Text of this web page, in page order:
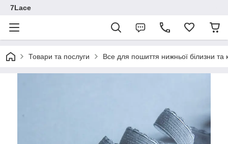
7Lace
Товари та послуги Все для пошиття нижньої білизни та